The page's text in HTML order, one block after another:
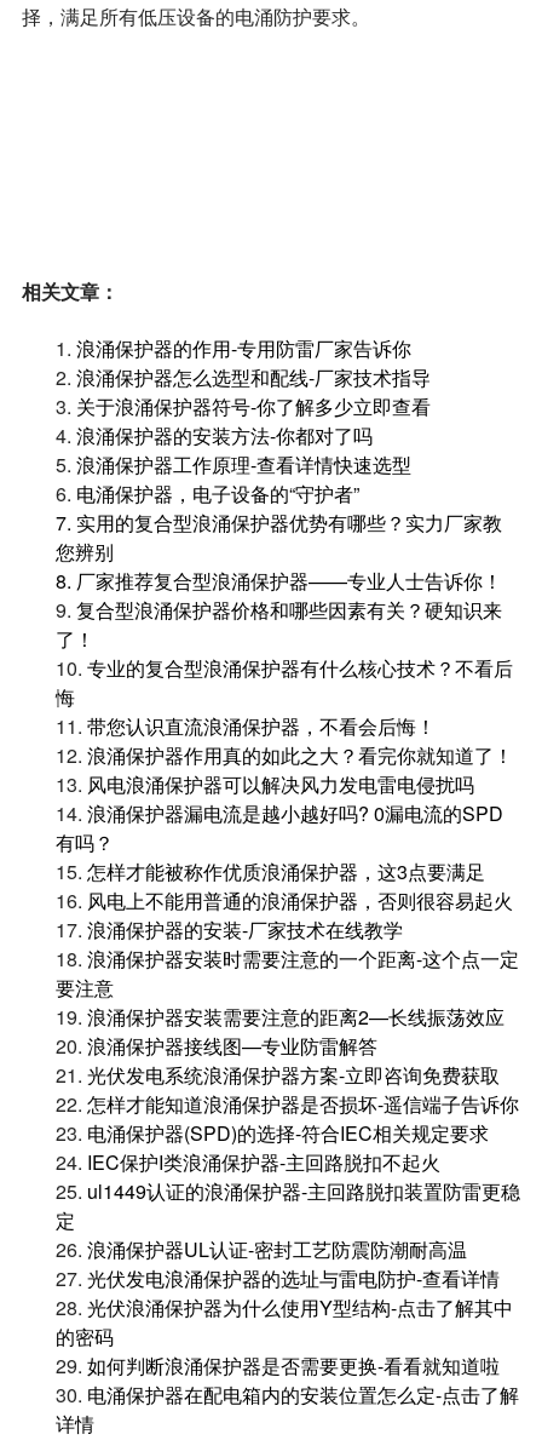
择，满足所有低压设备的电涌防护要求。
相关文章：
1. 浪涌保护器的作用-专用防雷厂家告诉你
2. 浪涌保护器怎么选型和配线-厂家技术指导
3. 关于浪涌保护器符号-你了解多少立即查看
4. 浪涌保护器的安装方法-你都对了吗
5. 浪涌保护器工作原理-查看详情快速选型
6. 电涌保护器，电子设备的“守护者”
7. 实用的复合型浪涌保护器优势有哪些？实力厂家教
您辨别
8. 厂家推荐复合型浪涌保护器——专业人士告诉你！
9. 复合型浪涌保护器价格和哪些因素有关？硬知识来
了！
10. 专业的复合型浪涌保护器有什么核心技术？不看后
悔
11. 带您认识直流浪涌保护器，不看会后悔！
12. 浪涌保护器作用真的如此之大？看完你就知道了！
13. 风电浪涌保护器可以解决风力发电雷电侵扰吗
14. 浪涌保护器漏电流是越小越好吗? 0漏电流的SPD
有吗？
15. 怎样才能被称作优质浪涌保护器，这3点要满足
16. 风电上不能用普通的浪涌保护器，否则很容易起火
17. 浪涌保护器的安装-厂家技术在线教学
18. 浪涌保护器安装时需要注意的一个距离-这个点一定
要注意
19. 浪涌保护器安装需要注意的距离2—长线振荡效应
20. 浪涌保护器接线图—专业防雷解答
21. 光伏发电系统浪涌保护器方案-立即咨询免费获取
22. 怎样才能知道浪涌保护器是否损坏-遥信端子告诉你
23. 电涌保护器(SPD)的选择-符合IEC相关规定要求
24. IEC保护I类浪涌保护器-主回路脱扣不起火
25. ul1449认证的浪涌保护器-主回路脱扣装置防雷更稳
定
26. 浪涌保护器UL认证-密封工艺防震防潮耐高温
27. 光伏发电浪涌保护器的选址与雷电防护-查看详情
28. 光伏浪涌保护器为什么使用Y型结构-点击了解其中
的密码
29. 如何判断浪涌保护器是否需要更换-看看就知道啦
30. 电涌保护器在配电箱内的安装位置怎么定-点击了解
详情